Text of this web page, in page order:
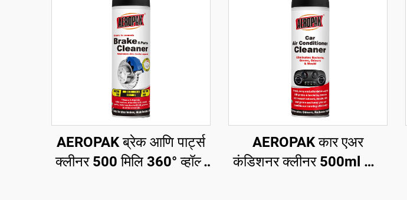
AEROPAK ब्रेक आणि पार्ट्स
क्लीनर 500 मिलि 360° व्हॉल्व
AEROPAK कार एअर
कंडिशनर क्लीनर 500ml कार